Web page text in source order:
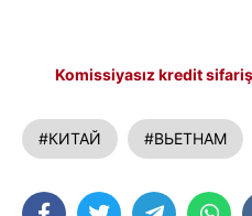
Komissiyasız kredit
#КИТАЙ #ВЬЕТНАМ